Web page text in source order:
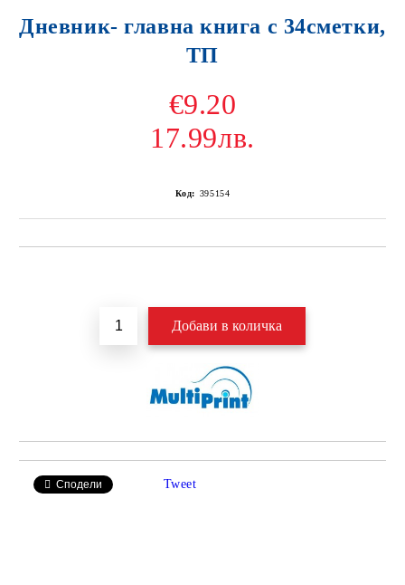
Дневник- главна книга с 34сметки,
ТП
€9.20
17.99лв.
Код: 395154
Сподели Tweet